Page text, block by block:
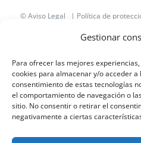
Gestionar
Para ofrecer las mejores
cookies para almacenar y/o acceder
consentimiento de estas tecnologías
el comportamiento de navegación o
sitio. No consentir o retirar el
negativamente a ciertas
©Aviso Legal | Política de